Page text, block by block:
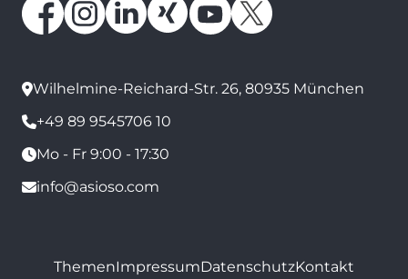
Wilhelmine-Reichard-Str. 26, 80935 München
+49 89 9545706 10
Mo - Fr 9:00 - 17:30
info@asioso.com
ThemenImpressumDatenschutzKontakt